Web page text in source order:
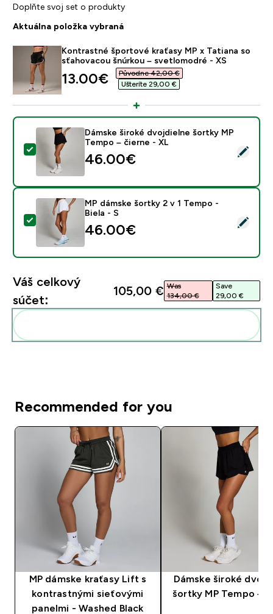
Doplňte svoj set o produkty
Aktuálna položka vybraná
Kontrastné športové kraťasy MP x Tatiana so
sťahovacou šnúrkou – svetlomodré - XS
discounted price
13.00€‎
Původne 42,00 €‎
Ušteríte 29,00 €‎
Vybrať tento produkt - Dámske široké dvojdielne
Dámske široké dvojdielne šortky MP
Tempo – čierne - XL
46.00€‎
Vybrať tento produkt - MP dámske šortky 2 v 1
MP dámske šortky 2 v 1 Tempo -
Biela - S
46.00€‎
Váš celkový
súčet:
105,00 €‎ Was
134,00 €‎
Save
29,00 €‎
Recommended for you
MP dámske kraťasy Lift s
kontrastnými sieťovými
panelmi - Washed Black
Dámske široké
šortky MP Tempo –